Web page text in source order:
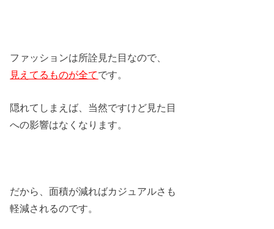
ファッションは所詮見た目なので、
見えてるものが全てです。
隠れてしまえば、当然ですけど見た目
への影響はなくなります。
だから、面積が減ればカジュアルさも
軽減されるのです。